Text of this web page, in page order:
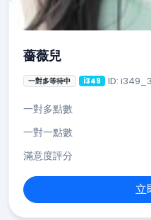
薔薇兒
一對多等待中 i349 ID:
一對多點數
一對一點數
滿意度評分
立